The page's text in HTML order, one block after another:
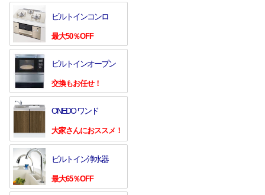
ビルトインコンロ
最大50％OFF
ビルトインオーブン
交換もお任せ！
ONEDO ワンド
大家さんにおススメ！
ビルトイン浄水器
最大65％OFF